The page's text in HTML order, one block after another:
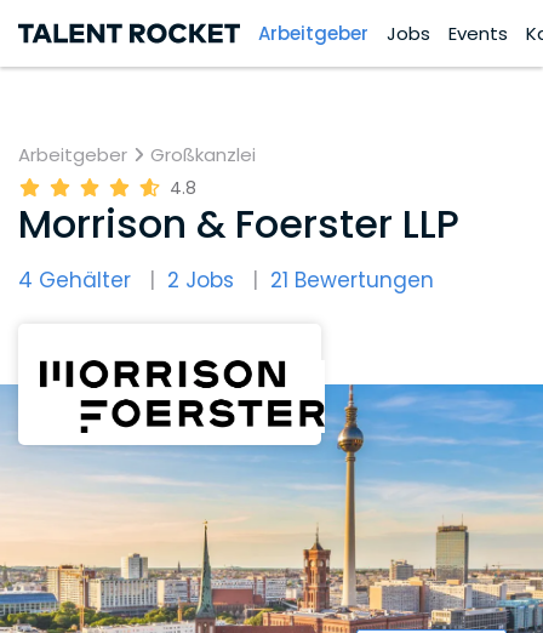
Arbeitgeber Jobs Events
Arbeitgeber Großkanzlei
4.8
Morrison & Foerster LLP
4 Gehälter 2 Jobs 21 Bewertungen